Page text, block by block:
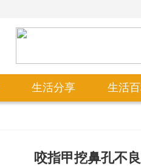
生活分享 生活
咬指甲挖鼻孔不